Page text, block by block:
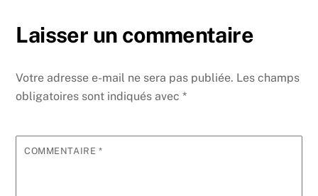
Laisser un commentaire
Votre adresse e-mail ne sera pas publiée. Les champs
obligatoires sont indiqués avec*
COMMENTAIRE *